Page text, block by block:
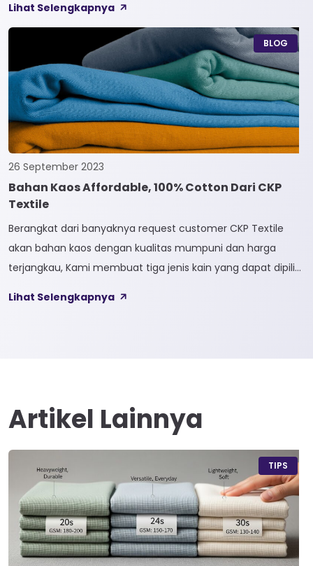
Bycel merupakan kain High-End karena bersifat Fungsional,
dapat digunakan sesuai kebutuhan customer. Selain itu,
kain Bycel juga diberi teknologi teranyar yakni pemberian
dua jenis […]
Lihat Selengkapnya
BLOG
26 September 2023
Bahan Kaos Affordable, 100% Cotton Dari CKP
Textile
Berangkat dari banyaknya request customer CKP Textile
akan bahan kaos dengan kualitas mumpuni dan harga
terjangkau, Kami membuat tiga jenis kain yang dapat dipilih
kain yang bahan dasarnya 100% cotton. Softcel juga sering
Lihat Selengkapnya
Artikel Lainnya
TIPS